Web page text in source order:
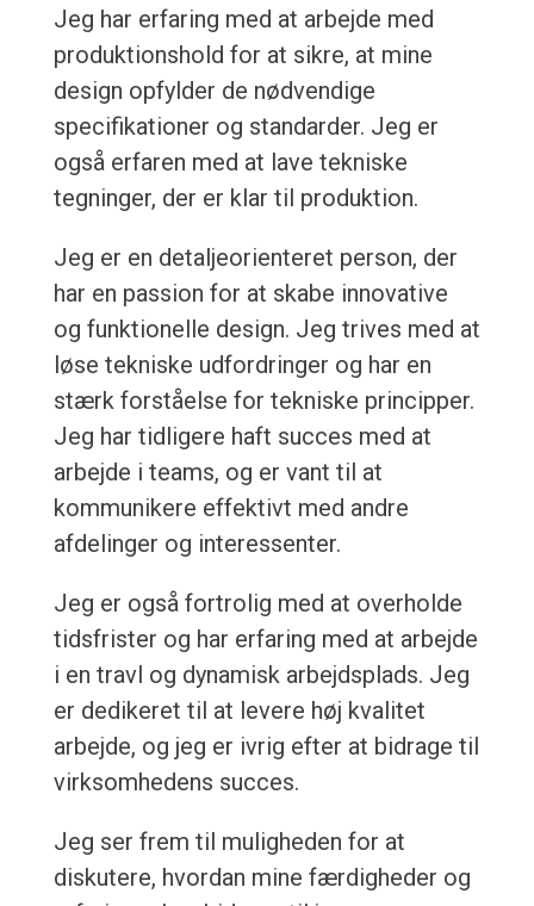
Jeg har erfaring med at arbejde med
produktionshold for at sikre, at mine
design opfylder de nødvendige
specifikationer og standarder. Jeg er
også erfaren med at lave tekniske
tegninger, der er klar til produktion.
Jeg er en detaljeorienteret person, der
har en passion for at skabe innovative
og funktionelle design. Jeg trives med at
løse tekniske udfordringer og har en
stærk forståelse for tekniske principper.
Jeg har tidligere haft succes med at
arbejde i teams, og er vant til at
kommunikere effektivt med andre
afdelinger og interessenter.
Jeg er også fortrolig med at overholde
tidsfrister og har erfaring med at arbejde
i en travl og dynamisk arbejdsplads. Jeg
er dedikeret til at levere høj kvalitet
arbejde, og jeg er ivrig efter at bidrage til
virksomhedens succes.
Jeg ser frem til muligheden for at
diskutere, hvordan mine færdigheder og